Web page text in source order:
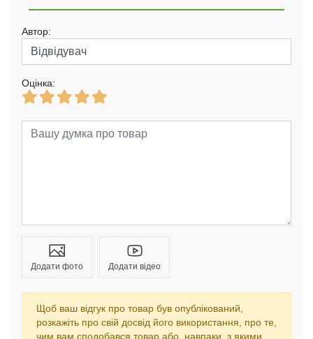
Автор:
Оцінка:
Додати фото Додати відео
Щоб ваш відгук про товар був опублікований,
розкажіть про свій досвід його використання, про те,
чим вам сподобався товар або, навпаки, з якими